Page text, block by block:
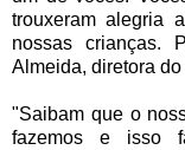
trouxeram alegria
nossas crianças.
Almeida, diretora
"Saibam que o
fazemos e isso